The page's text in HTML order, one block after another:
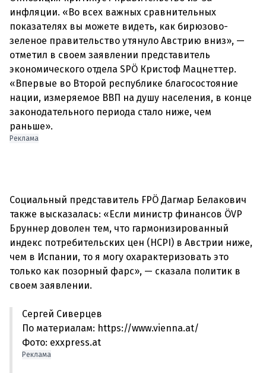
инфляции. «Во всех важных сравнительных
показателях вы можете видеть, как бирюзово-
зеленое правительство утянуло Австрию вниз», —
отметил в своем заявлении представитель
экономического отдела SPÖ Кристоф Мацнеттер.
«Впервые во Второй республике благосостояние
нации, измеряемое ВВП на душу населения, в конце
законодательного периода стало ниже, чем
Реклама
Социальный представитель FPÖ Дагмар Белакович
также высказалась: «Если министр финансов ÖVP
Бруннер доволен тем, что гармонизированный
индекс потребительских цен (HCPI) в Австрии ниже,
чем в Испании, то я могу охарактеризовать это
только как позорный фарс», — сказала политик в
Сергей Сиверцев
По материалам: https://www.vienna.at/
Фото: exxpress.at
Реклама